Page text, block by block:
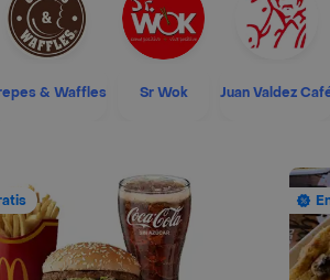
& Waffles Sr Wok Juan Valdez